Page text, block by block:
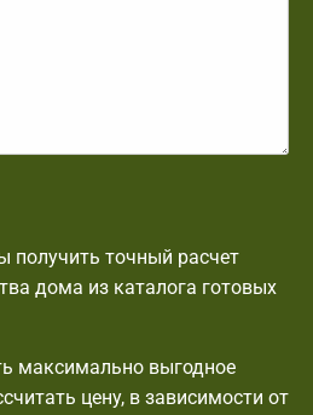
получить точный расчет
дома из каталога готовых
максимально выгодное
цену, в зависимости от